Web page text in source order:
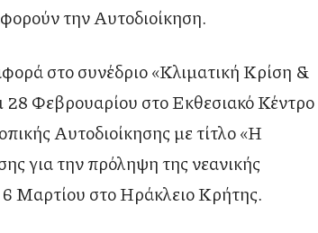
την Αυτοδιοίκηση.
στο συνέδριο «Κλιματική Κρίση &
28 Φεβρουαρίου στο Εκθεσιακό Κέντρο
Αυτοδιοίκησης με τίτλο «Η
για την πρόληψη της νεανικής
Μαρτίου στο Ηράκλειο Κρήτης.